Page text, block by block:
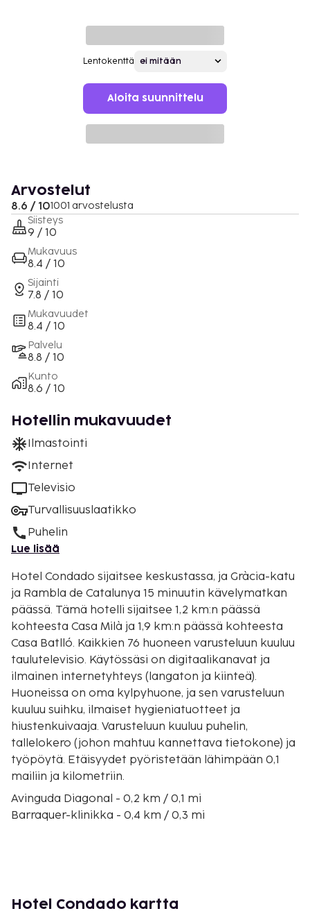
Lentokenttä
Aloita suunnittelu
Arvostelut
8.6 / 101001 arvostelusta
Siisteys
9 / 10
Mukavuus
8.4 / 10
Sijainti
7.8 / 10
Mukavuudet
8.4 / 10
Palvelu
8.8 / 10
Kunto
8.6 / 10
Hotellin mukavuudet
Ilmastointi
Internet
Televisio
Turvallisuuslaatikko
Puhelin
Lue lisää
Hotel Condado sijaitsee keskustassa, ja Gràcia-katu
ja Rambla de Catalunya 15 minuutin kävelymatkan
päässä. Tämä hotelli sijaitsee 1,2 km:n päässä
kohteesta Casa Milà ja 1,9 km:n päässä kohteesta
Casa Batlló. Kaikkien 76 huoneen varusteluun kuuluu
taulutelevisio. Käytössäsi on digitaalikanavat ja
ilmainen internetyhteys (langaton ja kiinteä).
Huoneissa on oma kylpyhuone, ja sen varusteluun
kuuluu suihku, ilmaiset hygieniatuotteet ja
hiustenkuivaaja. Varusteluun kuuluu puhelin,
tallelokero (johon mahtuu kannettava tietokone) ja
työpöytä. Etäisyydet pyöristetään lähimpään 0,1
mailiin ja kilometriin.
Avinguda Diagonal - 0,2 km / 0,1 mi
Barraquer-klinikka - 0,4 km / 0,3 mi
Plaça de la Vila de Gràcia - 0,9 km / 0,6 mi
Hotel Condado kartta